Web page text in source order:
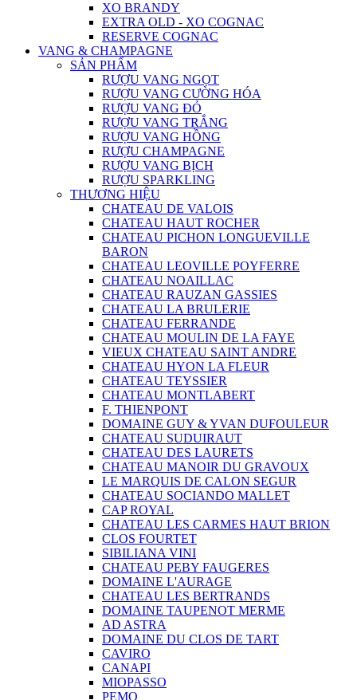
XO BRANDY
EXTRA OLD - XO COGNAC
RESERVE COGNAC
VANG & CHAMPAGNE
SẢN PHẨM
RƯỢU VANG NGỌT
RƯỢU VANG CƯỜNG HÓA
RƯỢU VANG ĐỎ
RƯỢU VANG TRẮNG
RƯỢU VANG HỒNG
RƯỢU CHAMPAGNE
RƯỢU VANG BỊCH
RƯỢU SPARKLING
THƯƠNG HIỆU
CHATEAU DE VALOIS
CHATEAU HAUT ROCHER
CHATEAU PICHON LONGUEVILLE
BARON
CHATEAU LEOVILLE POYFERRE
CHATEAU NOAILLAC
CHATEAU RAUZAN GASSIES
CHATEAU LA BRULERIE
CHATEAU FERRANDE
CHATEAU MOULIN DE LA FAYE
VIEUX CHATEAU SAINT ANDRE
CHATEAU HYON LA FLEUR
CHATEAU TEYSSIER
CHATEAU MONTLABERT
F. THIENPONT
DOMAINE GUY & YVAN DUFOULEUR
CHATEAU SUDUIRAUT
CHATEAU DES LAURETS
CHATEAU MANOIR DU GRAVOUX
LE MARQUIS DE CALON SEGUR
CHATEAU SOCIANDO MALLET
CAP ROYAL
CHATEAU LES CARMES HAUT BRION
CLOS FOURTET
SIBILIANA VINI
CHATEAU PEBY FAUGERES
DOMAINE L'AURAGE
CHATEAU LES BERTRANDS
DOMAINE TAUPENOT MERME
AD ASTRA
DOMAINE DU CLOS DE TART
CAVIRO
CANAPI
MIOPASSO
PEMO